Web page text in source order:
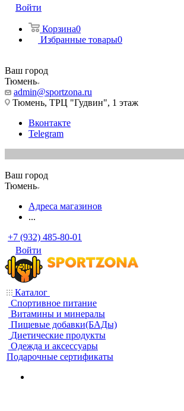
Войти
Корзина0
Избранные товары0
Ваш город
Тюмень
admin@sportzona.ru
Тюмень, ТРЦ "Гудвин", 1 этаж
Вконтакте
Telegram
Ваш город
Тюмень
Адреса магазинов
...
+7 (932) 485-80-01
Войти
Каталог
Спортивное питание
Витамины и минералы
Пищевые добавки(БАДы)
Диетические продукты
Одежда и аксессуары
Подарочные сертификаты